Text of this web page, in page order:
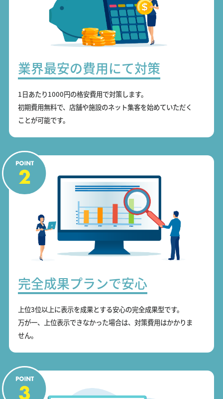
業界最安の費用にて対策
1日あたり1000円の格安費用で対策します。
初期費用無料で、店舗や施設のネット集客を始めていただく
ことが可能です。
完全成果プランで安心
上位3位以上に表示を成果とする安心の完全成果型です。
万が一、上位表示できなかった場合は、対策費用はかかりま
せん。